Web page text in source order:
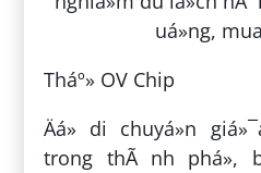
Tháº» OV Chip
Äá» di chuyá»n
trong thÃ nh phá»,